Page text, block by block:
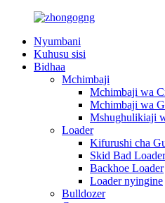
Nyumbani
Kuhusu sisi
Bidhaa
Mchimbaji
Mchimbaji wa
Mchimbaji wa
Mshughulikiaji
Loader
Kifurushi cha
Skid Bad Loader
Backhoe Loader
Loader nyingine
Bulldozer